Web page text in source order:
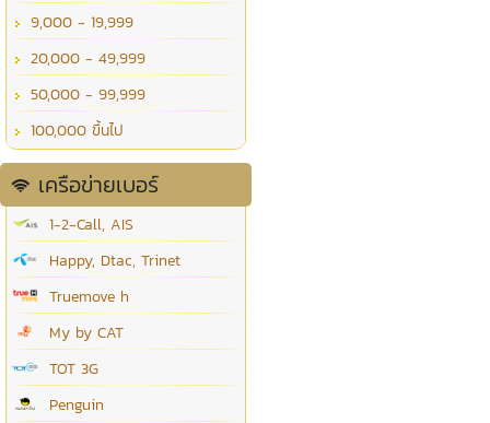
9,000 - 19,999
20,000 - 49,999
50,000 - 99,999
100,000 ขึ้นไป
เครือข่ายเบอร์
1-2-Call, AIS
Happy, Dtac, Trinet
Truemove h
My by CAT
TOT 3G
Penguin